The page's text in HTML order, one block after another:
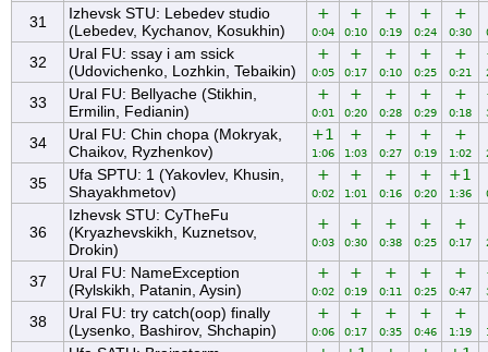
31
Izhevsk STU: Lebedev studio
(Lebedev, Kychanov, Kosukhin)
+
0:04
+
0:10
+
0:19
+
0:24
+
0:30
32
Ural FU: ssay i am ssick
(Udovichenko, Lozhkin, Tebaikin)
+
0:05
+
0:17
+
0:10
+
0:25
+
0:21
33
Ural FU: Bellyache (Stikhin,
Ermilin, Fedianin)
+
0:01
+
0:20
+
0:28
+
0:29
+
0:18
34
Ural FU: Chin chopa (Mokryak,
Chaikov, Ryzhenkov)
+1
1:06
+
1:03
+
0:27
+
0:19
+
1:02
35
Ufa SPTU: 1 (Yakovlev, Khusin,
Shayakhmetov)
+
0:02
+
1:01
+
0:16
+
0:20
+1
1:36
36
Izhevsk STU: CyTheFu
(Kryazhevskikh, Kuznetsov,
Drokin)
+
0:03
+
0:30
+
0:38
+
0:25
+
0:17
37
Ural FU: NameException
(Rylskikh, Patanin, Aysin)
+
0:02
+
0:19
+
0:11
+
0:25
+
0:47
38
Ural FU: try catch(oop) finally
(Lysenko, Bashirov, Shchapin)
+
0:06
+
0:17
+
0:35
+
0:46
+
1:19